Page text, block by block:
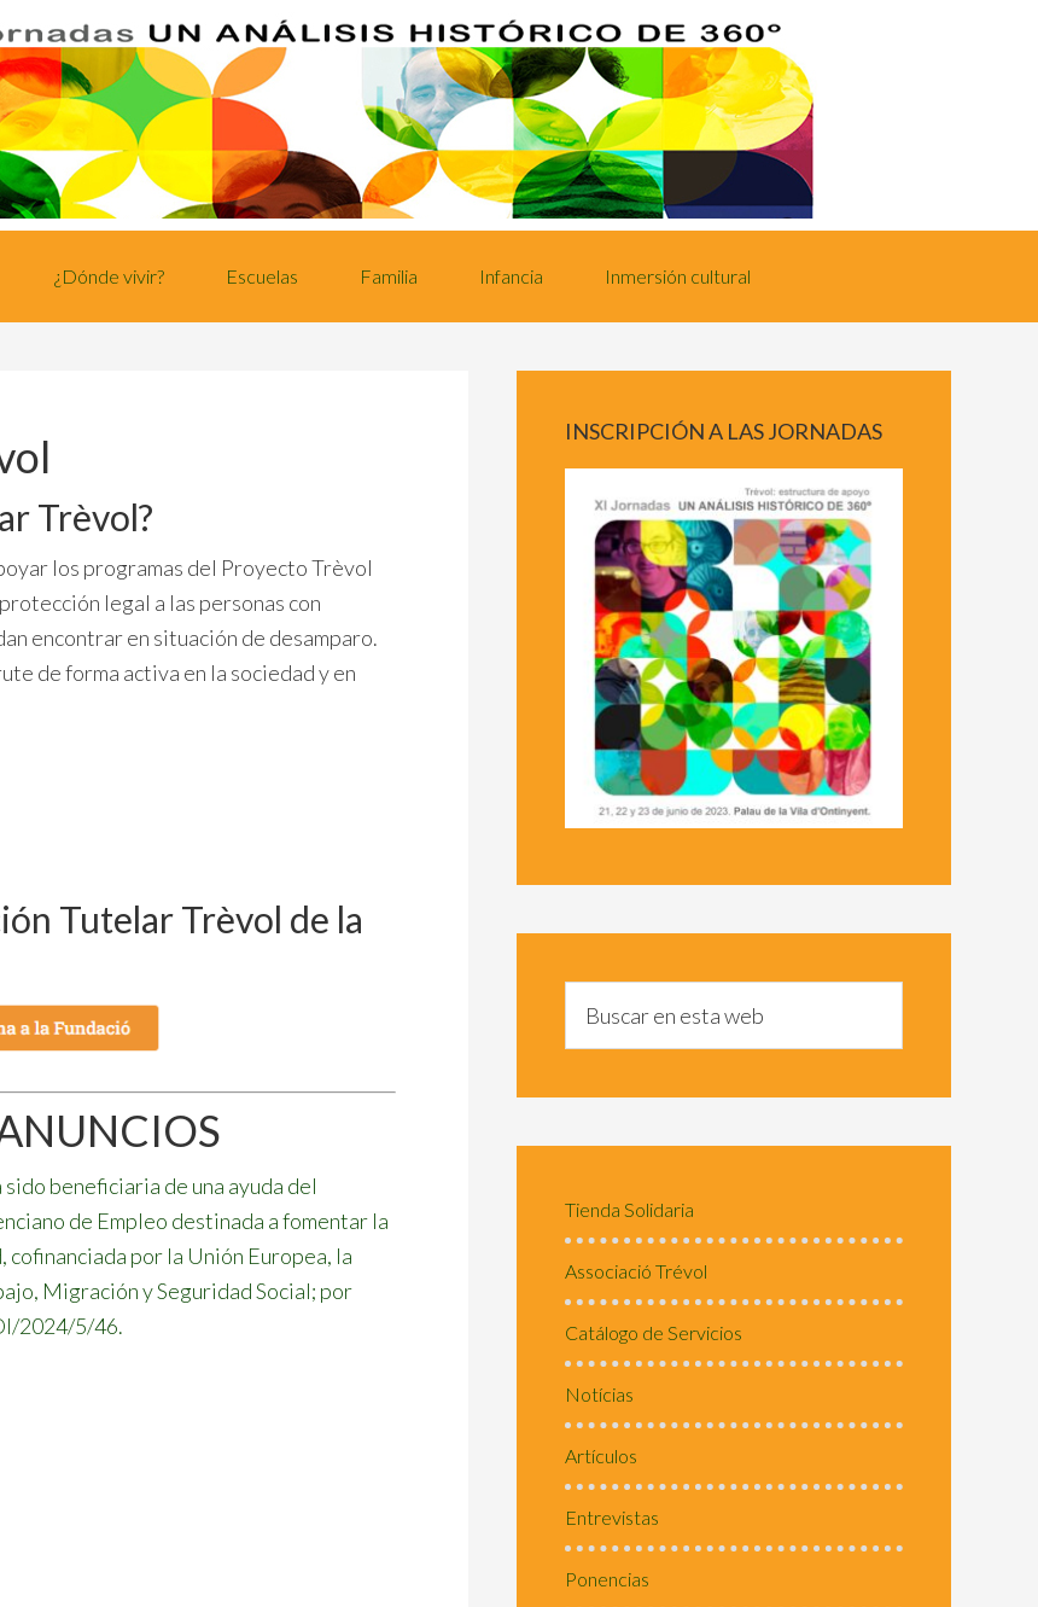
¿Dónde vivir? Escuelas Familia Infancia Inmersión cultural
Trèvol?
los programas del Proyecto Trèvol
legal a las personas con
encontrar en situación de desamparo.
de forma activa en la sociedad y en
Tutelar Trèvol de la
beneficiaria de una ayuda del
de Empleo destinada a fomentar la
por la Unión Europea, la
Migración y Seguridad Social; por
2024/5/46.
INSCRIPCIÓN A LAS JORNADAS
Tienda Solidaria
Associació Trévol
Catálogo de Servicios
Notícias
Artículos
Entrevistas
Ponencias